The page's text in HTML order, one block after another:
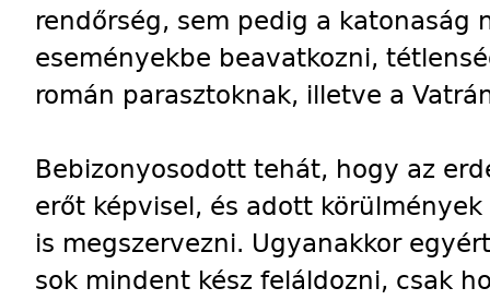
rendőrség, sem pedig a katonaság
eseményekbe beavatkozni,
román parasztoknak, illetve a
Bebizonyosodott tehát, hogy az
erőt képvisel, és adott
is megszervezni. Ugyanakkor
sok mindent kész feláldozni, csak